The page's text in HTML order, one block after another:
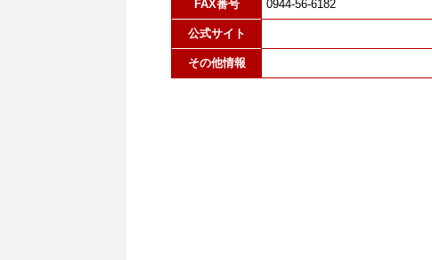
FAX番号 0944-56-6182
公式サイト
その他情報